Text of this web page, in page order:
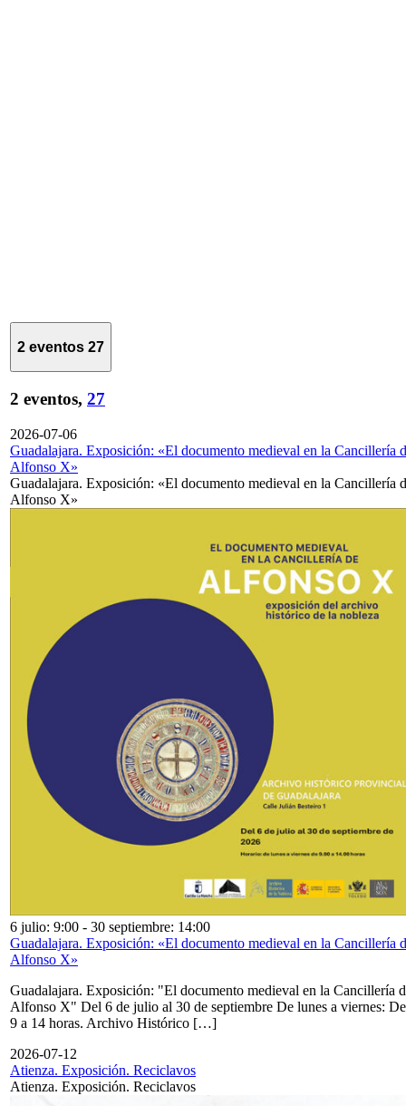
2 eventos 27
2 eventos, 27
2026-07-06
Guadalajara. Exposición: «El documento medieval en la Cancillería
Alfonso X»
Guadalajara. Exposición: «El documento medieval en la Cancillería
Alfonso X»
6 julio: 9:00 - 30 septiembre: 14:00
Guadalajara. Exposición: «El documento medieval en la Cancillería
Alfonso X»
Guadalajara. Exposición: "El documento medieval en la Cancillería
Alfonso X" Del 6 de julio al 30 de septiembre De lunes a viernes: De
9 a 14 horas. Archivo Histórico […]
2026-07-12
Atienza. Exposición. Reciclavos
Atienza. Exposición. Reciclavos